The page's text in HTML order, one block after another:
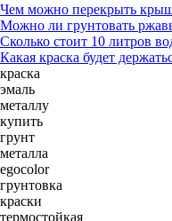
Чем можно перекрыть
Можно ли грунтовать
Сколько стоит 10 литров
Какая краска будет
краска
эмаль
металлу
купить
грунт
металла
egocolor
грунтовка
краски
термостойкая